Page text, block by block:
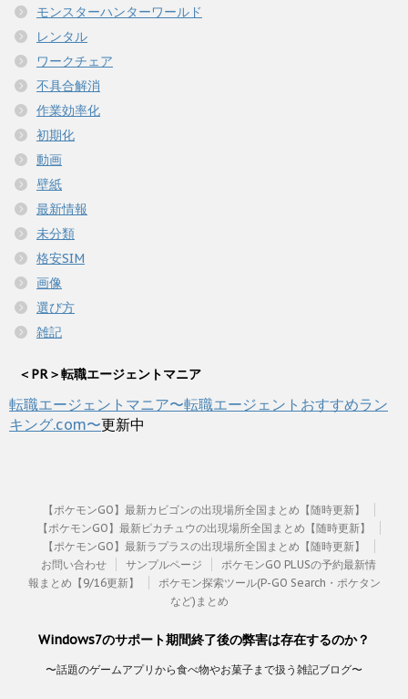
モンスターハンターワールド
レンタル
ワークチェア
不具合解消
作業効率化
初期化
動画
壁紙
最新情報
未分類
格安SIM
画像
選び方
雑記
＜PR＞転職エージェントマニア
転職エージェントマニア〜転職エージェントおすすめラン
キング.com〜更新中
【ポケモンGO】最新カビゴンの出現場所全国まとめ【随時更新】
【ポケモンGO】最新ピカチュウの出現場所全国まとめ【随時更新】
【ポケモンGO】最新ラプラスの出現場所全国まとめ【随時更新】
お問い合わせ
サンプルページ
ポケモンGO PLUSの予約最新情
報まとめ【9/16更新】
ポケモン探索ツール(P-GO Search・ポケタン
など)まとめ
Windows7のサポート期間終了後の弊害は存在するのか？
〜話題のゲームアプリから食べ物やお菓子まで扱う雑記ブログ〜